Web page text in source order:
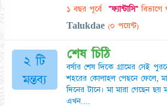
১ বছর পূর্বে "ফ্যান্টাসি"বিভাগে
Talukdae(০ পয়েন্ট)
২ টি
মন্তব্য
শেষ চিঠি
বর্ষার শেষ দিকে গ্রামের সেই
শহরের কোলাহল পেছনে ফেলে,
দিনের টানে। মা মারা গেছেন
এখন....